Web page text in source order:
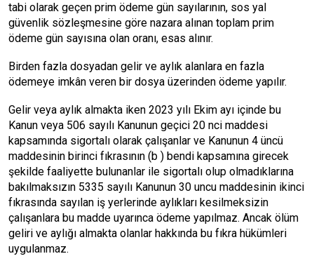
tabi olarak geçen prim ödeme gün sayılarının, sos yal
güvenlik sözleşmesine göre nazara alınan toplam prim
ödeme gün sayısına olan oranı, esas alınır.
Birden fazla dosyadan gelir ve aylık alanlara en fazla
ödemeye imkân veren bir dosya üzerinden ödeme yapılır.
Gelir veya aylık almakta iken 2023 yılı Ekim ayı içinde bu
Kanun veya 506 sayılı Kanunun geçici 20 nci maddesi
kapsamında sigortalı olarak çalışanlar ve Kanunun 4 üncü
maddesinin birinci fıkrasının (b ) bendi kapsamına girecek
şekilde faaliyette bulunanlar ile sigortalı olup olmadıklarına
bakılmaksızın 5335 sayılı Kanunun 30 uncu maddesinin ikinci
fıkrasında sayılan iş yerlerinde aylıkları kesilmeksizin
çalışanlara bu madde uyarınca ödeme yapılmaz. Ancak ölüm
geliri ve aylığı almakta olanlar hakkında bu fıkra hükümleri
uygulanmaz.